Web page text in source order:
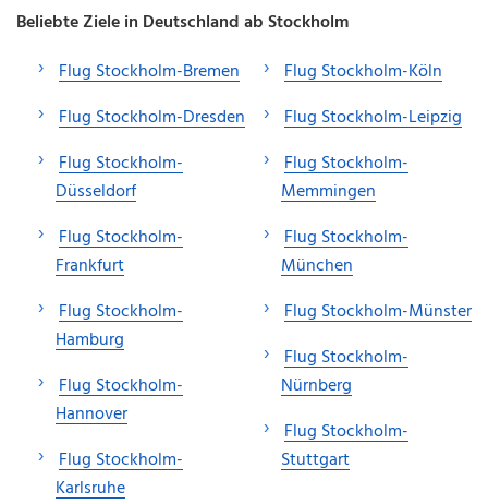
Beliebte Ziele in Deutschland ab Stockholm
Flug Stockholm-Bremen
Flug Stockholm-Dresden
Flug Stockholm-
Düsseldorf
Flug Stockholm-
Frankfurt
Flug Stockholm-
Hamburg
Flug Stockholm-
Hannover
Flug Stockholm-
Karlsruhe
Flug Stockholm-Köln
Flug Stockholm-Leipzig
Flug Stockholm-
Memmingen
Flug Stockholm-
München
Flug Stockholm-Münster
Flug Stockholm-
Nürnberg
Flug Stockholm-
Stuttgart